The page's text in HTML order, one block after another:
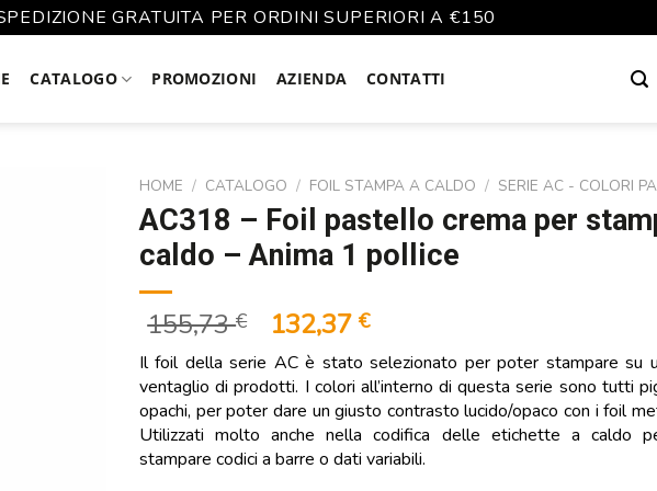
GRATUITA PER ORDINI SUPERIORI A €150
CATALOGO PROMOZIONI AZIENDA CONTATTI
HOME / CATALOGO / FOIL STAMPA A CALDO / SERIE AC - COLORI
AC318 – Foil pastello crema per
caldo – Anima 1 pollice
155,73€ Il
prezzo
originale
era:
155,73 €.
132,37 €Il
prezzo
attuale
è:
132,37 €.
Il foil della serie AC è stato selezionato per poter stampare su
ventaglio di prodotti. I colori all’interno di questa serie sono tutti
opachi, per poter dare un giusto contrasto lucido/opaco con i foil
Utilizzati molto anche nella codifica delle etichette a caldo
stampare codici a barre o dati variabili.